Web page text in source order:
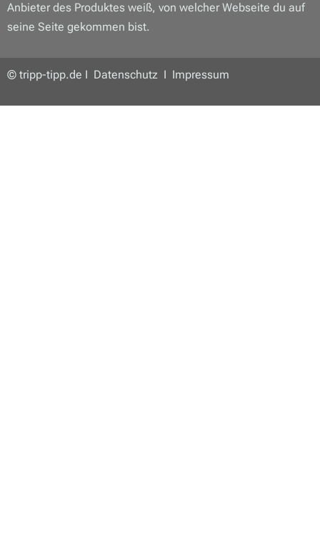
Anbieter des Produktes weiß, von welcher Webseite du auf
seine Seite gekommen bist.
© tripp-tipp.de I Datenschutz I Impressum